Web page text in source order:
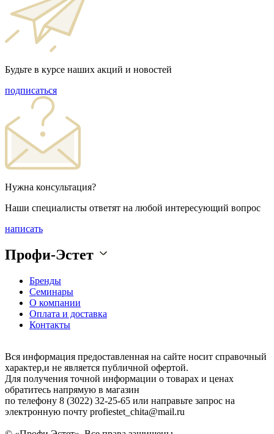
Будьте в курсе наших акций и новостей
подписаться
Нужна консультация?
Наши специалисты ответят на любой интересующий вопрос
написать
Профи-Эстет
Бренды
Семинары
О компании
Оплата и доставка
Контакты
Вся информация предоставленная на сайте носит справочный
характер,и не является публичной офертой.
Для получения точной информации о товарах и ценах
обратитесь напрямую в магазин
по телефону 8 (3022) 32-25-65 или направьте запрос на
электронную почту profiestet_chita@mail.ru